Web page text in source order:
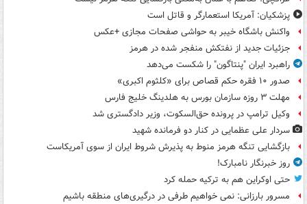
پزشکیان: آمریکا استعمارگر و قاتل است
واکنش باشگاه خیبر به حواشی صفحات مجازی +عکس
جزئیات جدید از نفتکش منفجر شده در هرمز
راهبرد ایران "پنتاگون" را شکست می‌دهد
صدور ۱۰ فقره حکم قصاص برای «کلثوم اکبری»
مهلت ۳ روزه سازمان بورس به هلدینگ خلیج فارس
وکیل ترامپ در پرونده حق‌السکوت، وزیر دادگستری شد
سردار علی عظمایی در کنار دو فرمانده شهید
بازگشایی تنگه هرمز منوط به پذیرش شروط ایران از سوی آمریکاست
روز خبرنگار نامبارک!
حتی اوکراین هم به ترکیه حمله کرد
مسرور بارزانی: نمی خواهیم طرفی در درگیری‌های منطقه باشیم